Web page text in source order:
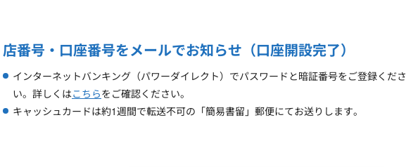
店番号・口座番号をメールでお知らせ（口座開設完了）
インターネットバンキング（パワーダイレクト）でパスワードと暗証番号をご登録くださ
い。詳しくはこちらをご確認ください。
キャッシュカードは約1週間で転送不可の「簡易書留」郵便にてお送りします。